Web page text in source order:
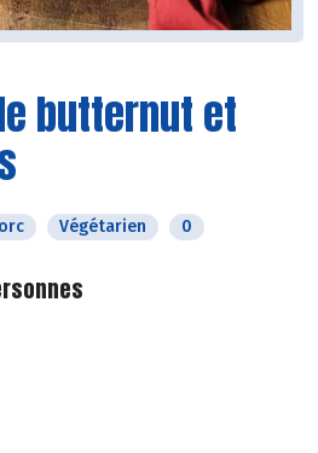
butternut et
Végétarien 0